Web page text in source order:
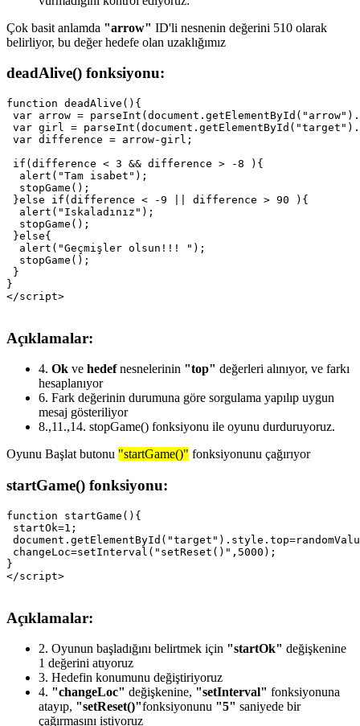
Çok basit anlamda "arrow" ID'li nesnenin değerini 510 olarak
belirliyor, bu değer hedefe olan uzaklığımız
deadAlive() fonksiyonu:
function deadAlive(){
var arrow =
var girl =
var difference = arrow-girl;
if(difference < 3 && difference > -8 ){
  alert("Tam isabet");
  stopGame();
}else if(difference < -9 || difference > 90 ){
  alert("Iskaladınız");
  stopGame();
}else{
  alert("Geçmişler olsun!!! ");
  stopGame();
}
}
Açıklamalar:
4. Ok ve hedefnesnelerinin "top" değerleri alınıyor, ve farkı
hesaplanıyor
6. Fark değerinin durumuna göre sorgulama yapılıp uygun
mesaj gösteriliyor
8.,11.,14. stopGame() fonksiyonu ile oyunu durduruyoruz.
Oyunu Başlat butonu "startGame()" fonksiyonunu çağırıyor
startGame() fonksiyonu:
function startGame(){
startOk=1;
changeLoc=setInterval("setReset()",5000);
}
Açıklamalar:
2. Oyunun başladığını belirtmek için "startOk" değişkenine
1 değerini atıyoruz
3. Hedefin konumunu değiştiriyoruz
4. "changeLoc" değişkenine, "setInterval" fonksiyonuna
atayıp, "setReset()"fonksiyonunu "5" saniyede bir
çağırmasını istiyoruz